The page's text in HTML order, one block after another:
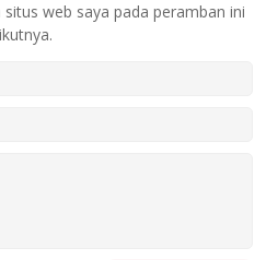
web saya pada peramban ini